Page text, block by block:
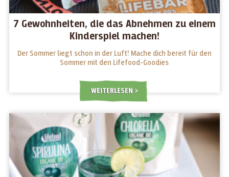
7 Gewohnheiten, die das Abnehmen zu einem
Kinderspiel machen!
Der Sommer liegt schon in der Luft! Mache dich bereit für den
Sommer mit den Lifefood-Goodies
WEITERLESEN